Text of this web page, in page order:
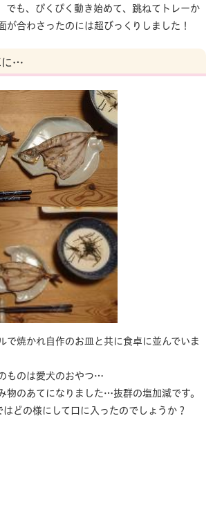
でも、ぴくぴく動き始めて、跳ねてトレーか
が合わさったのには超びっくりしました！
に…
焼かれ自作のお皿と共に食卓に並んでいま
ものは愛犬のおやつ…
のあてになりました…抜群の塩加減です。
どの様にして口に入ったのでしょうか？